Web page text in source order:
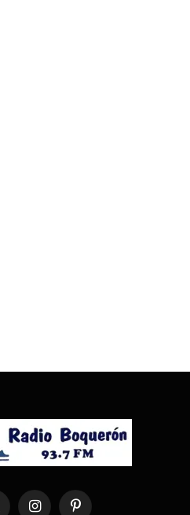
InstagramPinterest